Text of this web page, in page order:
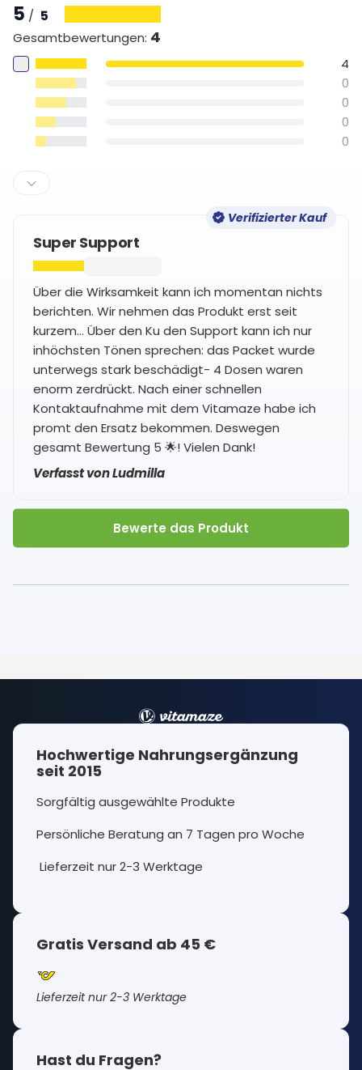
5 / 5
Gesamtbewertungen: 4
4
0
0
0
0
Verifizierter Kauf
Super Support
Über die Wirksamkeit kann ich momentan nichts
berichten. Wir nehmen das Produkt erst seit
kurzem... Über den Ku den Support kann ich nur
inhöchsten Tönen sprechen: das Packet wurde
unterwegs stark beschädigt- 4 Dosen waren
enorm zerdrückt. Nach einer schnellen
Kontaktaufnahme mit dem Vitamaze habe ich
promt den Ersatz bekommen. Deswegen
gesamt Bewertung 5 🌟! Vielen Dank!
Verfasst von Ludmilla
Bewerte das Produkt
Hochwertige Nahrungsergänzung
seit 2015
Sorgfältig ausgewählte Produkte
Persönliche Beratung an 7 Tagen pro Woche
Lieferzeit nur 2-3 Werktage
Gratis Versand ab 45 €
Lieferzeit nur 2-3 Werktage
Hast du Fragen?